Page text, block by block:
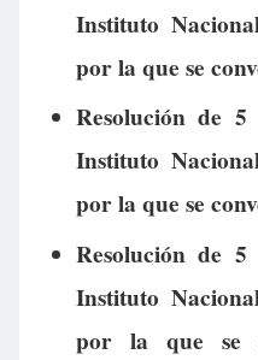
Instituto
por la que se
Resolución de
Instituto
por la que se
Resolución de
Instituto
por la que se